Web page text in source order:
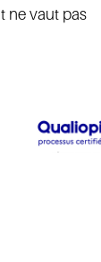
ne vaut pas